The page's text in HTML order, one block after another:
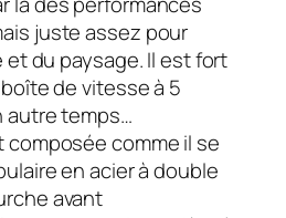
juste assez pour
du paysage. Il est fort
de vitesse à 5
autre temps…
comme il se
en acier à double
avant